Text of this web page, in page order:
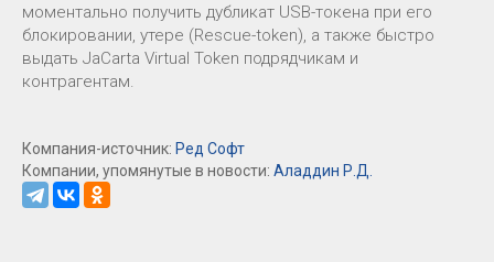
моментально получить дубликат USB-токена при его
блокировании, утере (Rescue-token), а также быстро
выдать JaCarta Virtual Token подрядчикам и
контрагентам.
Компания-источник: Ред Софт
Компании, упомянутые в новости: Аладдин Р.Д.